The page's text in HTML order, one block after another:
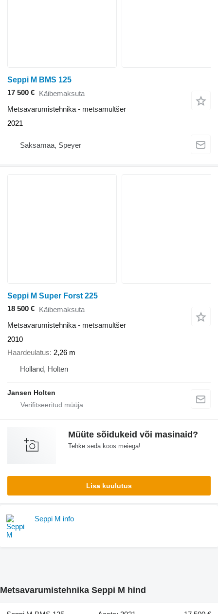
Seppi M BMS 125
17 500 € Käibemaksuta
Metsavarumistehnika - metsamultšer
2021
Saksamaa, Speyer
Seppi M Super Forst 225
18 500 € Käibemaksuta
Metsavarumistehnika - metsamultšer
2010
Haardeulatus 2,26 m
Holland, Holten
Jansen Holten
Müüte sõidukeid või masinaid?
Tehke seda koos meiega!
Lisa kuulutus
Seppi M info
Metsavarumistehnika Seppi M hind